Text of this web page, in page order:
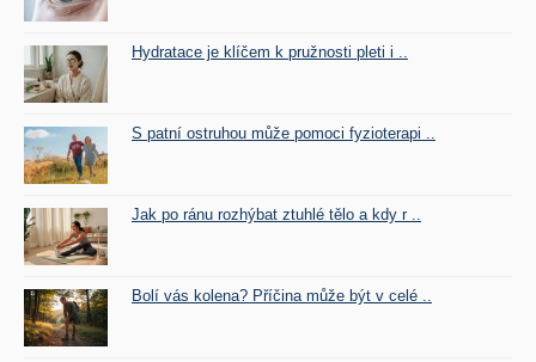
Hydratace je klíčem k pružnosti pleti i ..
S patní ostruhou může pomoci fyzioterapi ..
Jak po ránu rozhýbat ztuhlé tělo a kdy r ..
Bolí vás kolena? Příčina může být v celé ..